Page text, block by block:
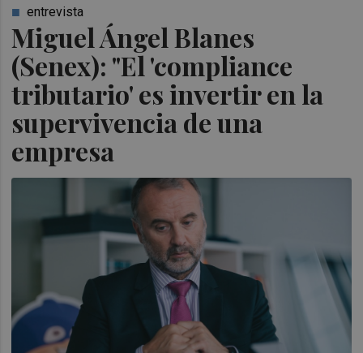
Miguel Ángel Blanes
(Senex): "El 'compliance
tributario' es invertir en la
supervivencia de una
empresa
entrevista